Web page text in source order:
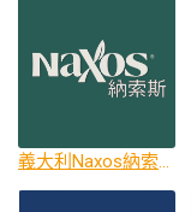
義大利Naxos納索斯